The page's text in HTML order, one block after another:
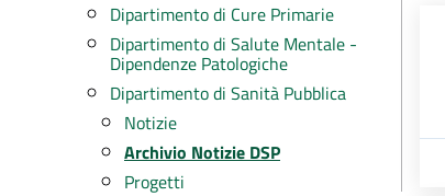
Dipartimento di Cure Primarie
Dipartimento di Salute Mentale -
Dipendenze Patologiche
Dipartimento di Sanità Pubblica
Notizie
Archivio Notizie DSP
Progetti